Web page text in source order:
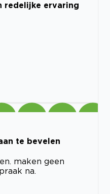
redelijke ervaring
te bevelen
maken geen
na.